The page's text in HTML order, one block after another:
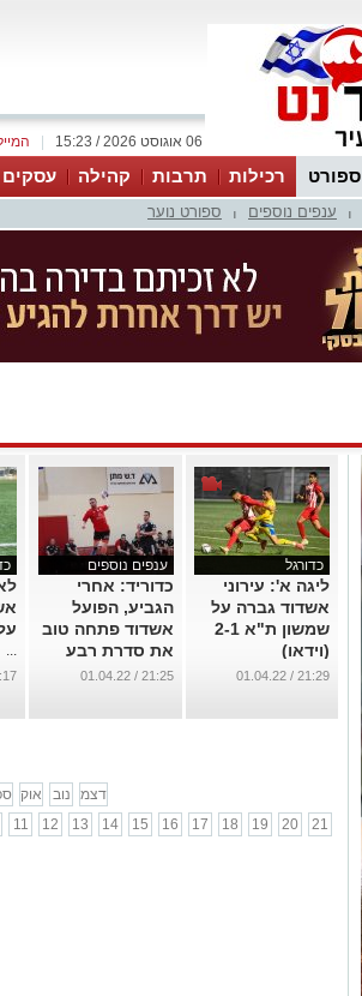
06 אוגוסט 2026 / 15:23
ספורט רכילות תרבות קהילה עסקים
ענפים נוספים ספורט נוער
כדורגל
ליגה א': עירוני
אשדוד גברה על
שמשון ת"א 2-1
(וידאו)
...
21:29 / 01.04.22
ענפים נוספים
כדוריד: אחרי
הגביע, הפועל
אשדוד פתחה טוב
את סדרת רבע
הגמר
21:25 / 01.04.22
...
אוק נוב דצמ
11 12 13 14 15 16 17 18 19 20
21